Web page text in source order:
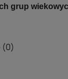
grup
(0)